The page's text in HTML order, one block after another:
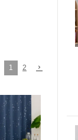
1 2